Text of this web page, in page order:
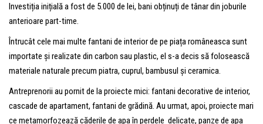
Investiția inițială a fost de 5.000 de lei, bani obținuți de tânar din joburile
anterioare part-time.
Întrucât cele mai multe fantani de interior de pe piața româneasca sunt
importate și realizate din carbon sau plastic, el s-a decis să folosească
materiale naturale precum piatra, cuprul, bambusul și ceramica.
Antreprenorii au pornit de la proiecte mici: fantani decorative de interior,
cascade de apartament, fantani de grădină. Au urmat, apoi, proiecte mari
ce metamorfozează căderile de apa în perdele delicate, panze de apa